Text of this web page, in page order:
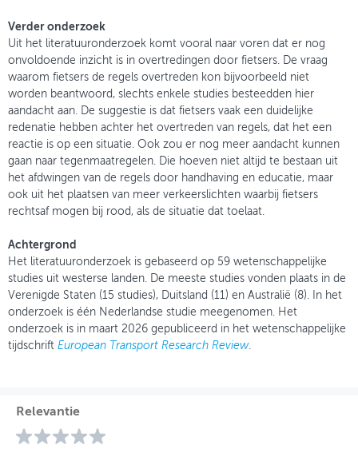
Verder onderzoek
Uit het literatuuronderzoek komt vooral naar voren dat er nog
onvoldoende inzicht is in overtredingen door fietsers. De vraag
waarom fietsers de regels overtreden kon bijvoorbeeld niet
worden beantwoord, slechts enkele studies besteedden hier
aandacht aan. De suggestie is dat fietsers vaak een duidelijke
redenatie hebben achter het overtreden van regels, dat het een
reactie is op een situatie. Ook zou er nog meer aandacht kunnen
gaan naar tegenmaatregelen. Die hoeven niet altijd te bestaan uit
het afdwingen van de regels door handhaving en educatie, maar
ook uit het plaatsen van meer verkeerslichten waarbij fietsers
rechtsaf mogen bij rood, als de situatie dat toelaat.
Achtergrond
Het literatuuronderzoek is gebaseerd op 59 wetenschappelijke
studies uit westerse landen. De meeste studies vonden plaats in de
Verenigde Staten (15 studies), Duitsland (11) en Australië (8). In het
onderzoek is één Nederlandse studie meegenomen. Het
onderzoek is in maart 2026 gepubliceerd in het wetenschappelijke
tijdschrift European Transport Research Review.
Relevantie